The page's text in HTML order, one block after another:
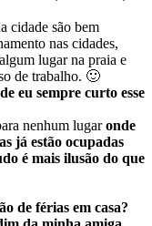
cidade são bem
nas cidades,
lugar na praia e
de trabalho. 🙂
eu sempre curto esse
nenhum lugaronde
já estão ocupadas
é mais ilusão do que
de férias em casa?